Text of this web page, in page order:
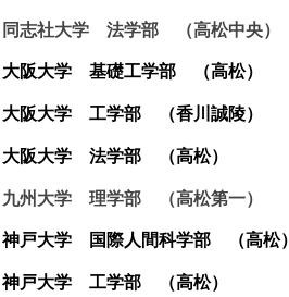
同志社大学 法学部 （高松中央）
大阪大学 基礎工学部 （高松）
大阪大学 工学部 （香川誠陵）
大阪大学 法学部 （高松）
九州大学 理学部 （高松第一）
神戸大学 国際人間科学部 （高松）
神戸大学 工学部 （高松）